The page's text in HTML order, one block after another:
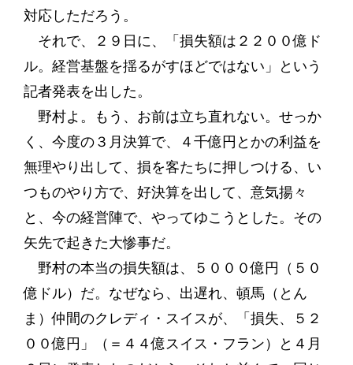
対応しただろう。
それで、２９日に、「損失額は２２００億ド
ル。経営基盤を揺るがすほどではない」という
記者発表を出した。
野村よ。もう、お前は立ち直れない。せっか
く、今度の３月決算で、４千億円とかの利益を
無理やり出して、損を客たちに押しつける、い
つものやり方で、好決算を出して、意気揚々
と、今の経営陣で、やってゆこうとした。その
矢先で起きた大惨事だ。
野村の本当の損失額は、５０００億円（５０
億ドル）だ。なぜなら、出遅れ、頓馬（とん
ま）仲間のクレディ・スイスが、「損失、５２
００億円」（＝４４億スイス・フラン）と４月